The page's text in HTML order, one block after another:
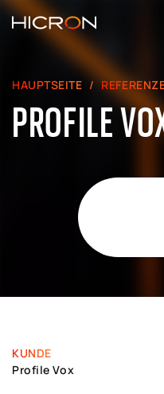
HAUPTSEITE
PROFILE
KUNDE
Profile Vox